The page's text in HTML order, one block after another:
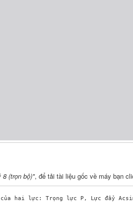
8 (trọn bộ)", để tải tài liệu gốc về máy bạn